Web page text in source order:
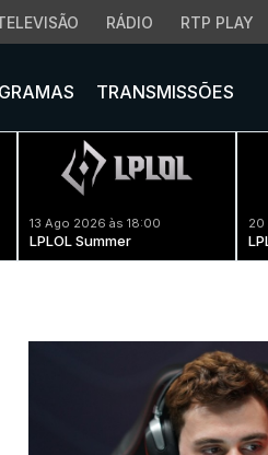
RÁDIO RTP PLAY
TRANSMISSÕES
13 Ago 2026 às 18:00
LPLOL Summer
20